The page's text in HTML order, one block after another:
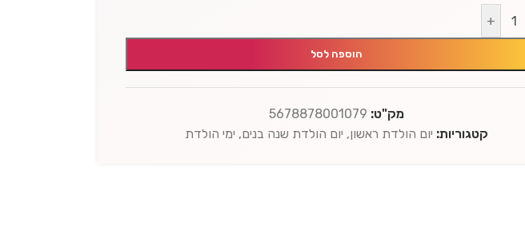
+
הוספה לסל
מק"ט: 5678878001079
קטגוריות: יום הולדת ראשון, יום הולדת שנה בנים, ימי הולדת